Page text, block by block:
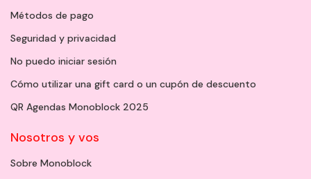
Métodos de pago
Seguridad y privacidad
No puedo iniciar sesión
Cómo utilizar una gift card o un cupón de descuento
QR Agendas Monoblock 2025
Nosotros y vos
Sobre Monoblock